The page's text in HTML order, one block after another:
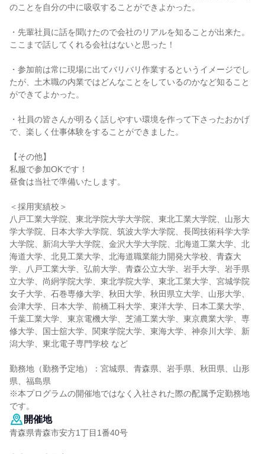
のことを自分の中に吸収することができよかった。
・先輩社員に話を聞けたので会社のリアルを知ることが出来た。
ここまで話してくれる会社はないと思った！
・参加前は常に現場に出てバリバリ作業するというイメージでし
たが、土木職の内業ではどんなことをしているのかなど知ること
ができてよかった。
・社員の皆さんが明るく話しやすい環境を作って下さったおかげ
で、楽しく仕事体験をすることができました。
【その他】
私服で参加OKです！
昼食は当社で準備いたします。
＜採用実績校＞
八戸工業大学院、東北学院大学大学院、東北工業大学院、山形大
学大学院、日本大学大学院、筑波大学大学院、長岡技術科学大学
大学院、新潟大学大学院、金沢大学大学院、北海道工業大学、北
海道大学、北見工業大学、北海道職業能力開発大学校、青森大
学、八戸工業大学、弘前大学、青森公立大学、岩手大学、岩手県
立大学、尚絅学院大学、東北学院大学、東北工業大学、宮城学院
女子大学、石巻専修大学、秋田大学、秋田県立大学、山形大学、
会津大学、日本大学、前橋工科大学、東洋大学、日本工業大学、
千葉工業大学、東京電機大学、芝浦工業大学、東京農業大学、専
修大学、国士舘大学、関東学院大学、東海大学、神奈川大学、新
潟大学、東北電子専門学校 など
勤務地（勤務予定地）：宮城県、青森県、岩手県、秋田県、山形
県、福島県
※本プログラムの開催地ではなく入社された際の配属予定勤務地
です。
開催地
青森県青森市安方1丁目1番40号